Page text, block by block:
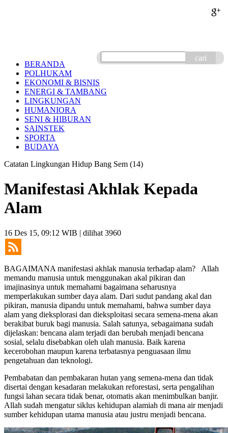
cari
BERANDA
POLHUKAM
EKONOMI & BISNIS
ENERGI & TAMBANG
LINGKUNGAN
HUMANIORA
SENI & HIBURAN
SAINSTEK
SPORTA
BUDAYA
Catatan Lingkungan Hidup Bang Sem (14)
Manifestasi Akhlak Kepada
Alam
16 Des 15, 09:12 WIB | dilihat 3960
BAGAIMANA manifestasi akhlak manusia ter­hadap alam? Allah
memandu manusia untuk meng­gunakan akal pikiran dan
imajinasinya untuk memahami bagaimana seharusnya
memperlakukan sumber daya alam. Dari sudut pandang akal dan
pikiran, manusia di­pandu untuk memahami, bahwa sumber daya
alam yang dieksplorasi dan dieks­ploitasi secara semena-mena akan
berakibat buruk bagi manusia. Salah satunya, sebagai­mana sudah
dijelaskan: bencana alam terjadi dan ber­ubah men­jadi bencana
sosial, selalu disebabkan oleh ulah manusia. Baik karena
kecerobohan maupun karena terbatasnya penguasaan ilmu
pengetahuan dan tekno­logi.
Pembabatan dan pembakaran hutan yang semena-mena dan tidak
disertai dengan kesadaran melakukan reforestasi, serta pengalihan
fungsi lahan secara tidak benar, otomatis akan me­nimbulkan banjir.
Allah sudah mengatur siklus ke­hidupan alamiah di mana air menjadi
sumber ke­hidupan utama manusia atau justru menjadi bencana.